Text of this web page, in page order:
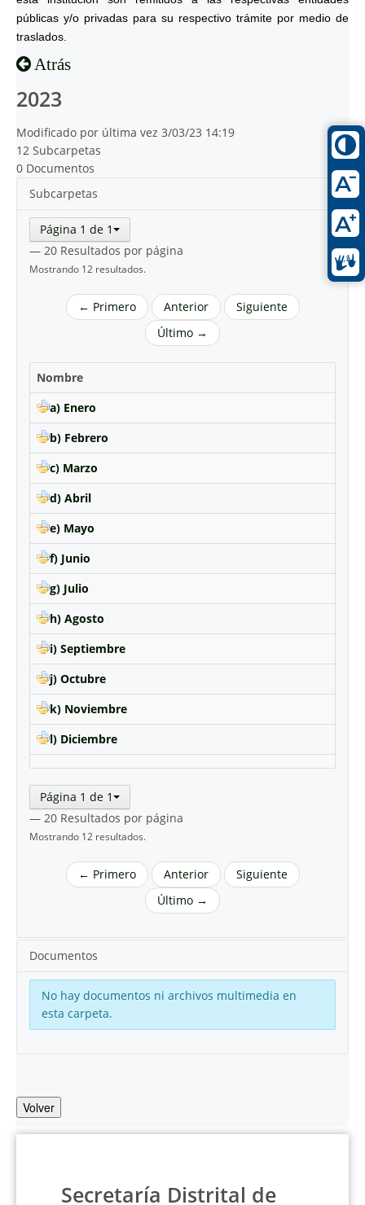
públicas y/o privadas para su respectivo trámite por medio de
traslados.
Atrás
2023
Modificado por última vez 3/03/23 14:19
12 Subcarpetas
0 Documentos
Subcarpetas
Página 1 de 1
— 20 Resultados por página
Mostrando 12 resultados.
← Primero Anterior
Siguiente
Último →
Nombre
a) Enero
b) Febrero
c) Marzo
d) Abril
e) Mayo
f) Junio
g) Julio
h) Agosto
i) Septiembre
j) Octubre
k) Noviembre
l) Diciembre
Página 1 de 1
— 20 Resultados por página
Mostrando 12 resultados.
← Primero Anterior
Siguiente
Último →
Documentos
No hay documentos ni archivos multimedia en
esta carpeta.
Volver
Secretaría Distrital de